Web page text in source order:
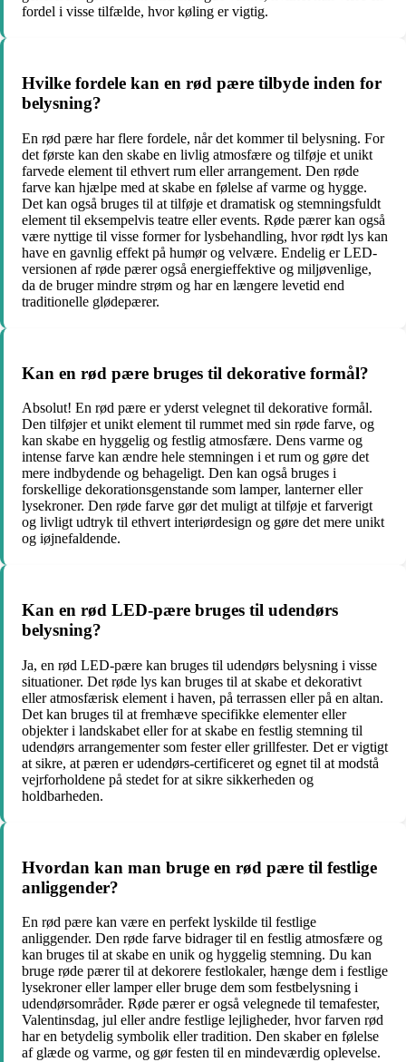
fordel i visse tilfælde, hvor køling er vigtig.
Hvilke fordele kan en rød pære tilbyde inden for
belysning?
En rød pære har flere fordele, når det kommer til belysning. For
det første kan den skabe en livlig atmosfære og tilføje et unikt
farvede element til ethvert rum eller arrangement. Den røde
farve kan hjælpe med at skabe en følelse af varme og hygge.
Det kan også bruges til at tilføje et dramatisk og stemningsfuldt
element til eksempelvis teatre eller events. Røde pærer kan også
være nyttige til visse former for lysbehandling, hvor rødt lys kan
have en gavnlig effekt på humør og velvære. Endelig er LED-
versionen af røde pærer også energieffektive og miljøvenlige,
da de bruger mindre strøm og har en længere levetid end
traditionelle glødepærer.
Kan en rød pære bruges til dekorative formål?
Absolut! En rød pære er yderst velegnet til dekorative formål.
Den tilføjer et unikt element til rummet med sin røde farve, og
kan skabe en hyggelig og festlig atmosfære. Dens varme og
intense farve kan ændre hele stemningen i et rum og gøre det
mere indbydende og behageligt. Den kan også bruges i
forskellige dekorationsgenstande som lamper, lanterner eller
lysekroner. Den røde farve gør det muligt at tilføje et farverigt
og livligt udtryk til ethvert interiørdesign og gøre det mere unikt
og iøjnefaldende.
Kan en rød LED-pære bruges til udendørs
belysning?
Ja, en rød LED-pære kan bruges til udendørs belysning i visse
situationer. Det røde lys kan bruges til at skabe et dekorativt
eller atmosfærisk element i haven, på terrassen eller på en altan.
Det kan bruges til at fremhæve specifikke elementer eller
objekter i landskabet eller for at skabe en festlig stemning til
udendørs arrangementer som fester eller grillfester. Det er vigtigt
at sikre, at pæren er udendørs-certificeret og egnet til at modstå
vejrforholdene på stedet for at sikre sikkerheden og
holdbarheden.
Hvordan kan man bruge en rød pære til festlige
anliggender?
En rød pære kan være en perfekt lyskilde til festlige
anliggender. Den røde farve bidrager til en festlig atmosfære og
kan bruges til at skabe en unik og hyggelig stemning. Du kan
bruge røde pærer til at dekorere festlokaler, hænge dem i festlige
lysekroner eller lamper eller bruge dem som festbelysning i
udendørsområder. Røde pærer er også velegnede til temafester,
Valentinsdag, jul eller andre festlige lejligheder, hvor farven rød
har en betydelig symbolik eller tradition. Den skaber en følelse
af glæde og varme, og gør festen til en mindeværdig oplevelse.